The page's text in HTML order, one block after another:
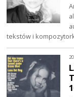
tekstów i